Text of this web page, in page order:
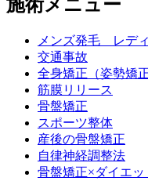
施術メニュー
メンズ発毛 レデ
交通事故
全身矯正（姿勢矯正
筋膜リリース
骨盤矯正
スポーツ整体
産後の骨盤矯正
自律神経調整法
骨盤矯正×ダイエッ